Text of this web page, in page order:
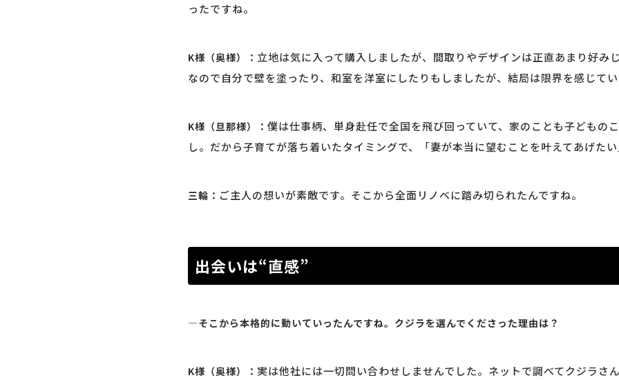
ったですね。
K様（奥様）： 立地は気に入って購入しましたが、間取りやデザインは正直あまり好み
なので自分で壁を塗ったり、和室を洋室にしたりもしましたが、結局は限界を感じて
K様（旦那様）： 僕は仕事柄、単身赴任で全国を飛び回っていて、家のことも子どもの
し。だから子育てが落ち着いたタイミングで、「妻が本当に望むことを叶えてあげた
三輪： ご主人の想いが素敵です。そこから全面リノベに踏み切られたんですね。
出会いは“直感”
―そこから本格的に動いていったんですね。クジラを選んでくださった理由は？
K様（奥様）： 実は他社には一切問い合わせしませんでした。ネットで調べてクジラさ